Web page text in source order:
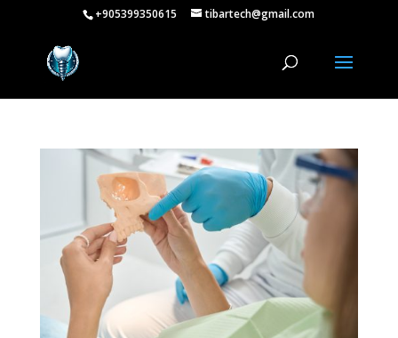
+905399350615 tibartech@gmail.com